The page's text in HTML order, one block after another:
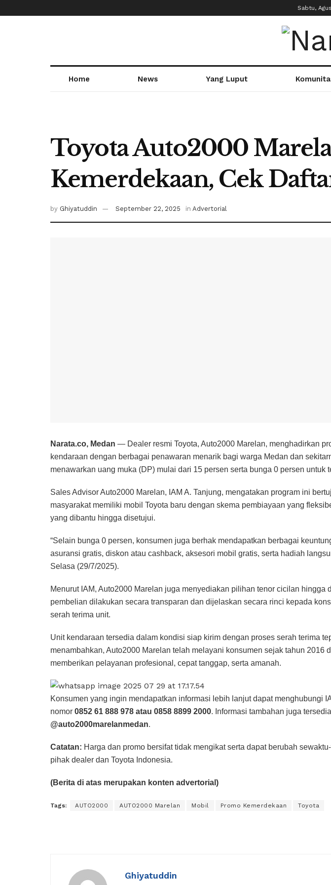
Sabtu,
Home News Yang Luput
Toyota Auto2000
Kemerdekaan, Cek
by Ghiyatuddin September 22, 2025 in Advertorial
Narata.co, Medan — Dealer resmi Toyota, Auto2000 Marelan, menghadirkan
kendaraan dengan berbagai penawaran menarik bagi warga Medan dan
menawarkan uang muka (DP) mulai dari 15 persen serta bunga 0 persen untuk
Sales Advisor Auto2000 Marelan, IAM A. Tanjung, mengatakan program ini
masyarakat memiliki mobil Toyota baru dengan skema pembiayaan yang
yang dibantu hingga disetujui.
“Selain bunga 0 persen, konsumen juga berhak mendapatkan berbagai
asuransi gratis, diskon atau cashback, aksesori mobil gratis, serta hadiah
Selasa (29/7/2025).
Menurut IAM, Auto2000 Marelan juga menyediakan pilihan tenor cicilan hingga
pembelian dilakukan secara transparan dan dijelaskan secara rinci kepada
serah terima unit.
Unit kendaraan tersedia dalam kondisi siap kirim dengan proses serah terima
menambahkan, Auto2000 Marelan telah melayani konsumen sejak tahun 2016
memberikan pelayanan profesional, cepat tanggap, serta amanah.
Konsumen yang ingin mendapatkan informasi lebih lanjut dapat menghubungi
nomor 0852 61 888 978 atau 0858 8899 2000. Informasi tambahan juga
@auto2000marelanmedan.
Catatan: Harga dan promo bersifat tidak mengikat serta dapat berubah
pihak dealer dan Toyota Indonesia.
(Berita di atas merupakan konten advertorial)
Tags: AUTO2000 AUTO2000 Marelan Mobil Promo Kemerdekaan Toyota
Ghiyatuddin